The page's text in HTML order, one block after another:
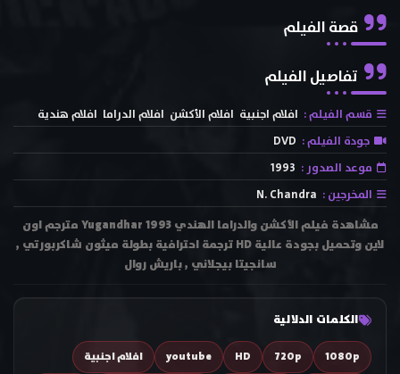
قصة الفيلم
تفاصيل الفيلم
قسم الفيلم : افلام اجنبية افلام الأكشن افلام الدراما افلام هندية
جودة الفيلم : DVD
موعد الصدور : 1993
المخرجين : N. Chandra
مشاهدة فيلم الأكشن والدراما الهندي Yugandhar 1993 مترجم اون
لاين وتحميل بجودة عالية HD ترجمة احترافية بطولة ميثون شاكربورتي ,
سانجيتا بيجلاني , باريش روال
الكلمات الدلالية
1080p
720p
HD
youtube
افلام اجنبية